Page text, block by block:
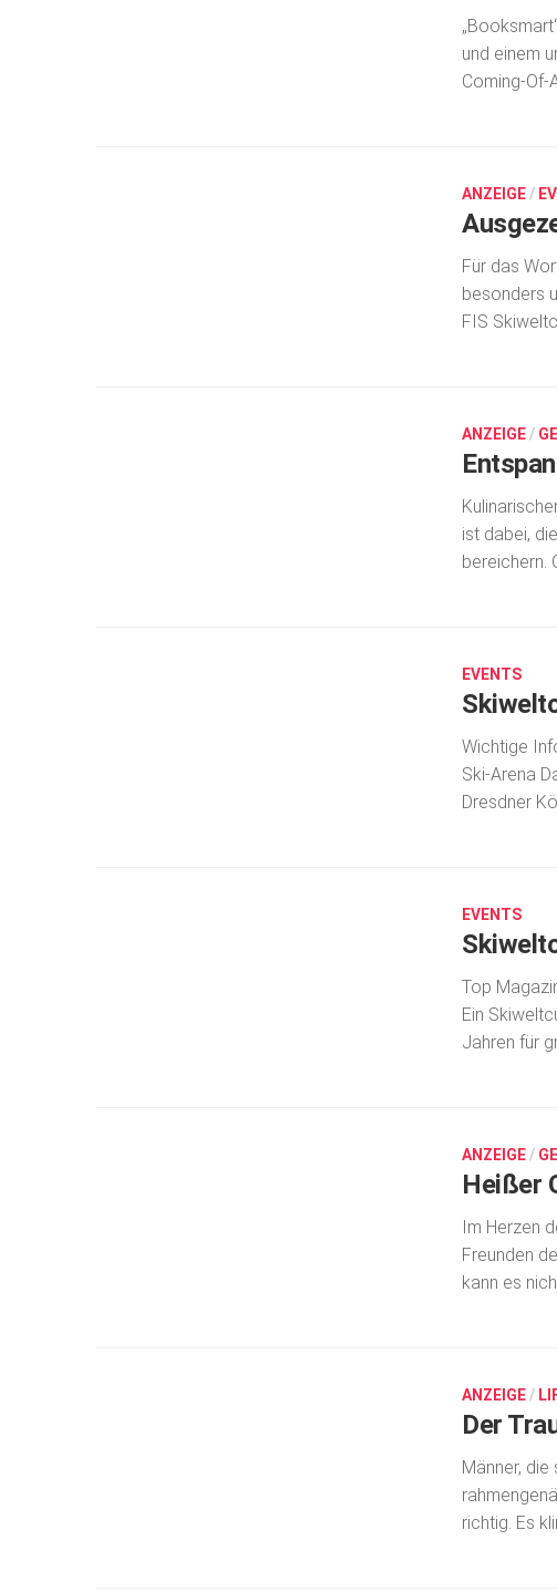
und einem
Coming-Of-
ANZEIGE /
Für das
besonders
FIS
ANZEIGE /
ist dabei,
bereichern.
EVENTS
Wichtige
Ski-Arena
Dresd­ner
EVENTS
Top
Ein
Jahren für
ANZEIGE /
Heißer
Im Herzen
Freunden
kann es
ANZEIGE /
Der
Männer,
richtig. Es